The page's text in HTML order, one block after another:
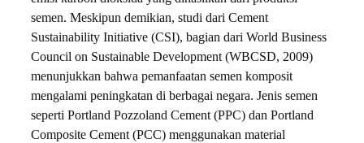
semen. Meskipun demikian, studi dari Cement
Sustainability Initiative (CSI), bagian dari World Business
Council on Sustainable Development (WBCSD, 2009)
menunjukkan bahwa pemanfaatan semen komposit
mengalami peningkatan di berbagai negara. Jenis semen
seperti Portland Pozzoland Cement (PPC) dan Portland
Composite Cement (PCC) menggunakan material